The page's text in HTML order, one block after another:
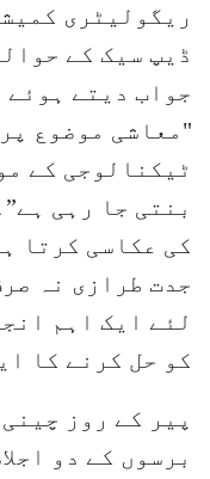
ریگولیٹری
ڈیپ سیک کے
جواب دیتے ہوئے
"معاشی موضوع
ٹیکنالوجی کے
بنتی جا رہی
کی عکاسی کرتا
جدت طرازی نہ
لئے ایک اہم
کو حل کرنے کا
پیر کے روز
برسوں کے دو